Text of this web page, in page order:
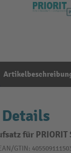
Details
für PRIORIT
GTIN: